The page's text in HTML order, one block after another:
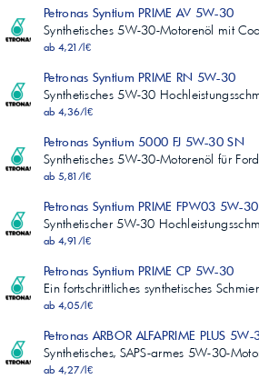
Petronas Syntium PRIME AV 5W-30
Synthetisches 5W-30-Motorenöl mit
ab 4,21/l€
Petronas Syntium PRIME RN 5W-30
Synthetisches 5W-30
ab 4,36/l€
Petronas Syntium 5000 FJ 5W-30 SN
Synthetisches 5W-30-Motorenöl für
ab 5,81/l€
Petronas Syntium PRIME FPW03 5W-30
Synthetischer 5W-30
ab 4,91/l€
Petronas Syntium PRIME CP 5W-30
Ein fortschrittliches synthetisches
ab 4,05/l€
Petronas ARBOR ALFAPRIME PLUS 5W-
Synthetisches, SAPS-armes 5W-30-
ab 4,27/l€